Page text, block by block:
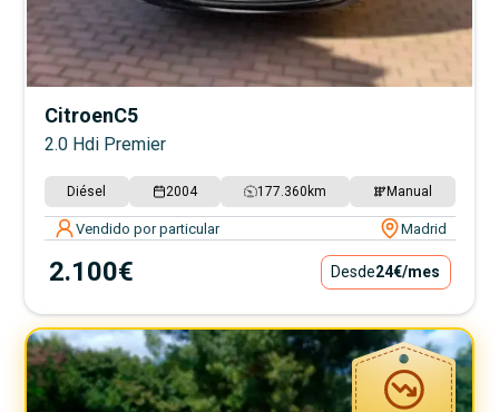
CitroenC5
2.0 Hdi Premier
Diésel 2004 177.360 km Manual
Vendido por particular Madrid
2.100€ Desde24€/mes